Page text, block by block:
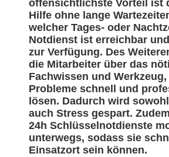
offensichtlichste Vorteil ist
Hilfe ohne lange
welcher Tages- oder
Notdienst ist erreichbar
zur Verfügung. Des
die Mitarbeiter über das
Fachwissen und Werkzeug,
Probleme schnell und
lösen. Dadurch wird
auch Stress gespart.
24h Schlüsselnotdienste
unterwegs, sodass sie
Einsatzort sein können.